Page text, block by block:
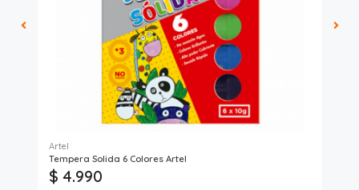
Artel
Tempera Solida 6 Colores Artel
$ 4.990